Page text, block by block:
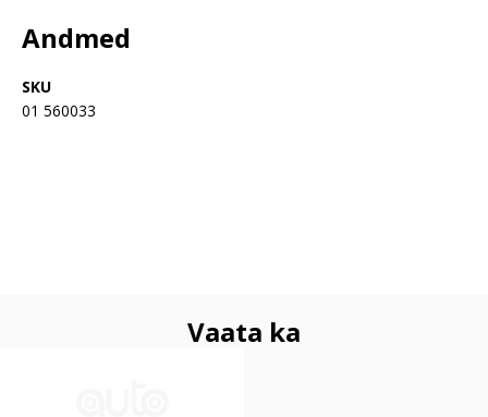
Andmed
SKU
01 560033
Vaata ka